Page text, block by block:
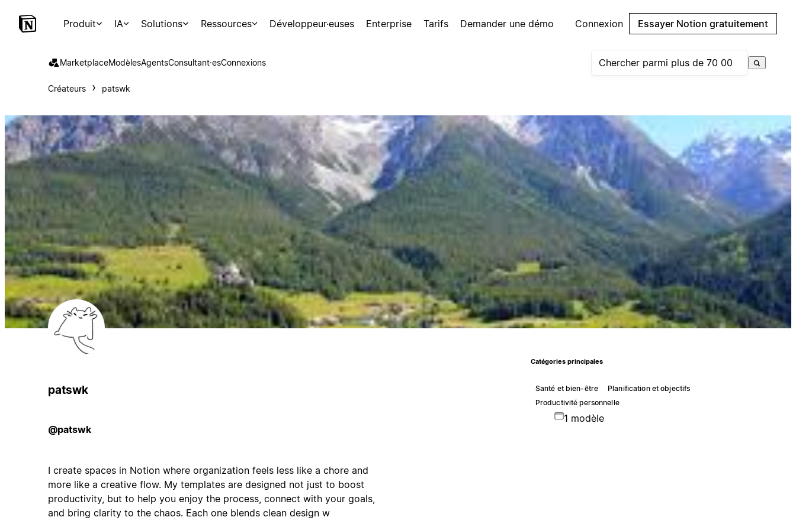
Produit IA Solutions Ressources Développeur·euses Enterprise Tarifs Demander une démo Connexion Essayer Notion gratuitement
MarketplaceModèlesAgentsConsultant·esConnexions
Créateurs patswk
patswk
@patswk
I create spaces in Notion where organization feels less like a chore and
more like a creative flow. My templates are designed not just to boost
productivity, but to help you enjoy the process, connect with your goals,
and bring clarity to the chaos. Each one blends clean design w
Catégories principales
Santé et bien-être
Planification et objectifs
Productivité personnelle
1 modèle